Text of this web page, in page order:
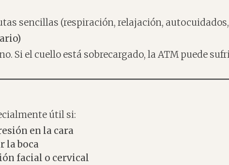
sencillas (respiración, relajación,
Si el cuello está sobrecargado, la ATM puede
útil si:
en la cara
la boca
facial o cervical